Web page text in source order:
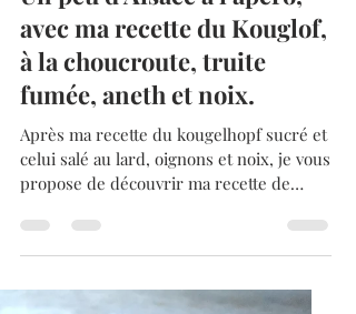
15 mars 2022
3 min de lecture
Un peu d'Alsace à l'apéro,
avec ma recette du Kouglof,
à la choucroute, truite
fumée, aneth et noix.